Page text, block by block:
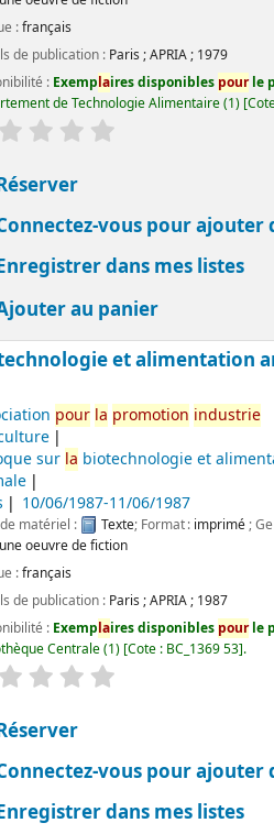
:français
de publication : Paris ;APRIA; 1979
: Exemplaires disponibles pourle
de Technologie Alimentaire(1)
vous pour ajouter
dans mes listes
au panier
et alimentation
pour la promotion industrie
sur la biotechnologie et
10/06/1987-11/06/1987
matériel : Texte; Format : imprimé ;
oeuvre de fiction
:français
de publication : Paris ;APRIA; 1987
: Exemplaires disponibles pourle
Centrale(1) Cote : BC_1369 53 .
vous pour ajouter
dans mes listes